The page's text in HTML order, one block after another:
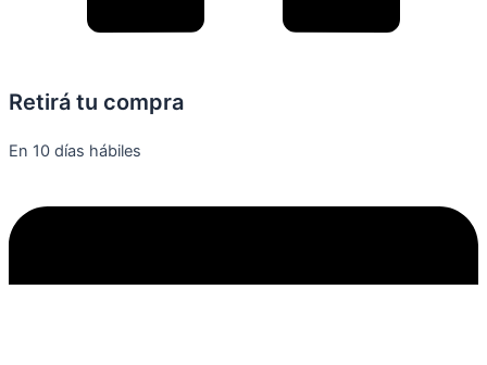
Retirá tu compra
En 10 días hábiles